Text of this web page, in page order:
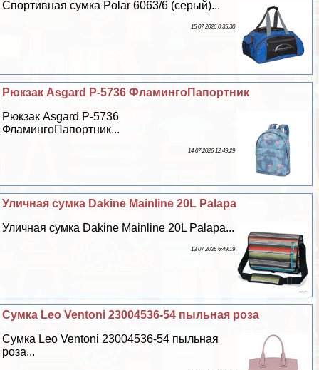
Спортивная сумка Polar 6063/6 (серый)...
15 07 2026 0:35:30
Рюкзак Asgard Р-5736 ФламингоПапортник
Рюкзак Asgard Р-5736
ФламингоПапортник...
14 07 2026 12:49:29
Уличная сумка Dakine Mainline 20L Palapa
Уличная сумка Dakine Mainline 20L Palapa...
13 07 2026 6:49:19
Сумка Leo Ventoni 23004536-54 пыльная роза
Сумка Leo Ventoni 23004536-54 пыльная
роза...